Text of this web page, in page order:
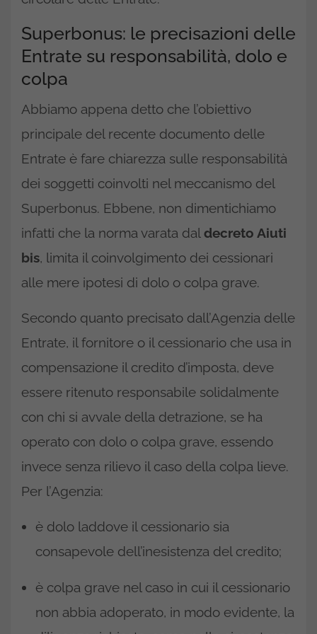
Superbonus: le precisazioni delle
Entrate su responsabilità, dolo e
colpa
Abbiamo appena detto che l’obiettivo
principale del recente documento delle
Entrate è fare chiarezza sulle responsabilità
dei soggetti coinvolti nel meccanismo del
Superbonus. Ebbene, non dimentichiamo
infatti che la norma varata dal decreto Aiuti
bis, limita il coinvolgimento dei cessionari
alle mere ipotesi di dolo o colpa grave.
Secondo quanto precisato dall’Agenzia delle
Entrate, il fornitore o il cessionario che usa in
compensazione il credito d’imposta, deve
essere ritenuto responsabile solidalmente
con chi si avvale della detrazione, se ha
operato con dolo o colpa grave, essendo
invece senza rilievo il caso della colpa lieve.
Per l’Agenzia:
è dolo laddove il cessionario sia
consapevole dell’inesistenza del credito;
è colpa grave nel caso in cui il cessionario
non abbia adoperato, in modo evidente, la